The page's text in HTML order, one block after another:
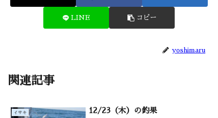
LINE コピー
yoshimaru
関連記事
イサキ 12/23（木）の釣果